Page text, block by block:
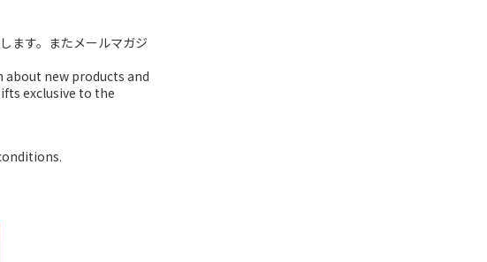
ます。またメールマガジ
new products and
exclusive to the